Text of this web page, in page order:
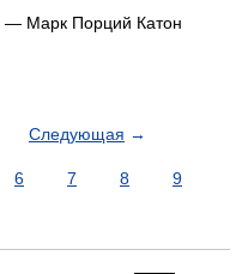
— Марк Порций Катон
Следующая →
6 7 8
9